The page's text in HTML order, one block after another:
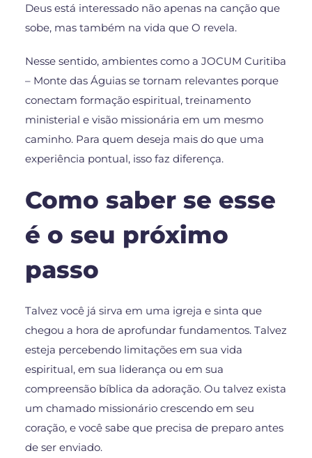
Deus está interessado não apenas na canção que
sobe, mas também na vida que O revela.
Nesse sentido, ambientes como a JOCUM Curitiba
– Monte das Águias se tornam relevantes porque
conectam formação espiritual, treinamento
ministerial e visão missionária em um mesmo
caminho. Para quem deseja mais do que uma
experiência pontual, isso faz diferença.
Como saber se esse
é o seu próximo
passo
Talvez você já sirva em uma igreja e sinta que
chegou a hora de aprofundar fundamentos. Talvez
esteja percebendo limitações em sua vida
espiritual, em sua liderança ou em sua
compreensão bíblica da adoração. Ou talvez exista
um chamado missionário crescendo em seu
coração, e você sabe que precisa de preparo antes
de ser enviado.